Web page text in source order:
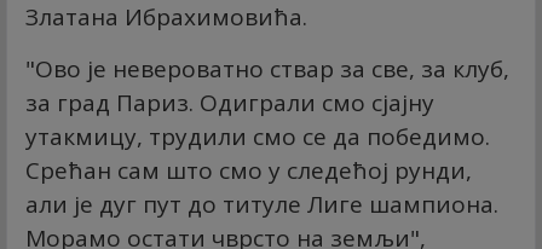
Златана Ибрахимовића.
"Ово је невероватно ствар за све, за клуб,
за град Париз. Одиграли смо сјајну
утакмицу, трудили смо се да победимо.
Срећан сам што смо у следећој рунди,
али је дуг пут до титуле Лиге шампиона.
Морамо остати чврсто на земљи",